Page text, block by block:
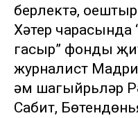
берлектә,
Хәтер чарасында
гасыр” фонды
журналист
һәм шагыйрьләр
Сабит,